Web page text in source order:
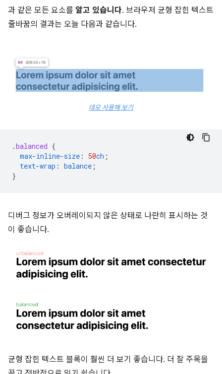
과 같은 모든 요소를 알고 있습니다. 브라우저 균형 잡힌 텍스트
줄바꿈의 결과는 오늘 다음과 같습니다.
데모 사용해 보기
.balanced {
max-inline-size : 50ch ;
text-wrap : balance ;
}
디버그 정보가 오버레이되지 않은 상태로 나란히 표시하는 것
이 좋습니다.
균형 잡힌 텍스트 블록이 훨씬 더 보기 좋습니다. 더 잘 주목을